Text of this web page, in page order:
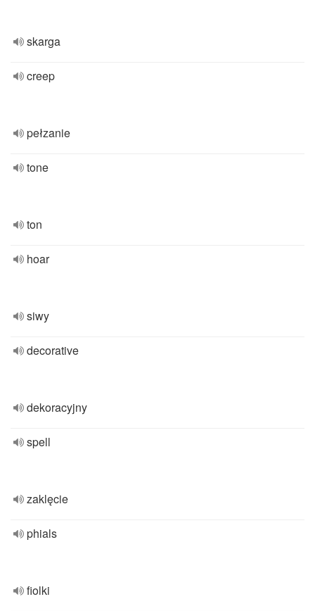
skarga
creep
pełzanie
tone
ton
hoar
siwy
decorative
dekoracyjny
spell
zaklęcie
phials
fiolki